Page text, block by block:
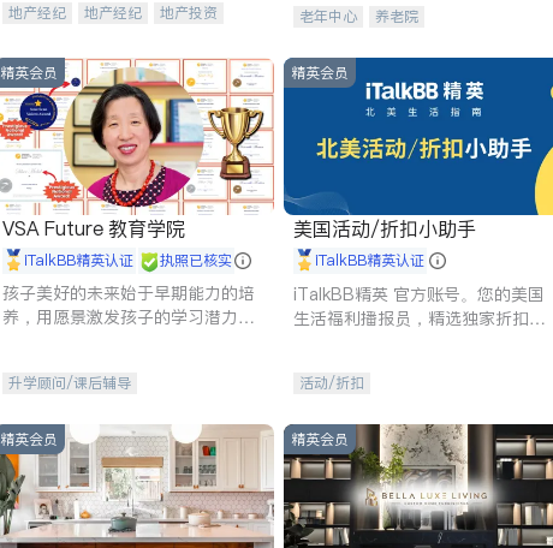
地产经纪 地产经纪
地产投资
老年中心 养老院
精英会员
VSA Future 教育学院
iTalkBB精英认证 执照已核实
孩子美好的未来始于早期能力的培
养，用愿景激发孩子的学习潜力和
升学顾问/课后辅导
精英会员
美国活动/折扣小助手
iTalkBB精英认证
iTalkBB精英 官方账号。您的美国
生活福利播报员，精选独家折扣、
活动/折扣
精英会员 精英会员